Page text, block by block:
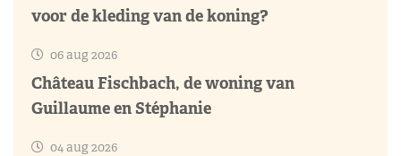
voor de kleding van de koning?
06 aug 2026
Château Fischbach, de woning van
Guillaume en Stéphanie
04 aug 2026